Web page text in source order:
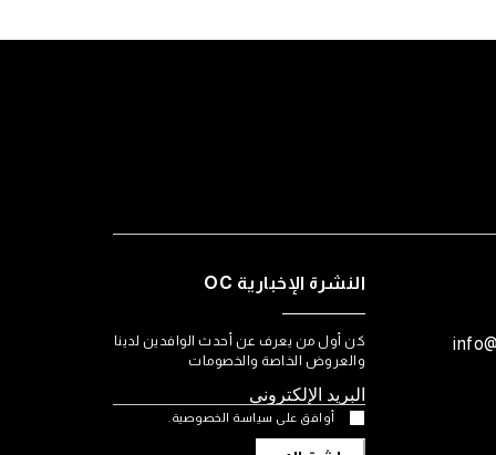
النشرة الإخبارية OC
كن أول من يعرف عن أحدث الوافدين لدينا
والعروض الخاصة والخصومات
أوافق على سياسة الخصوصية.